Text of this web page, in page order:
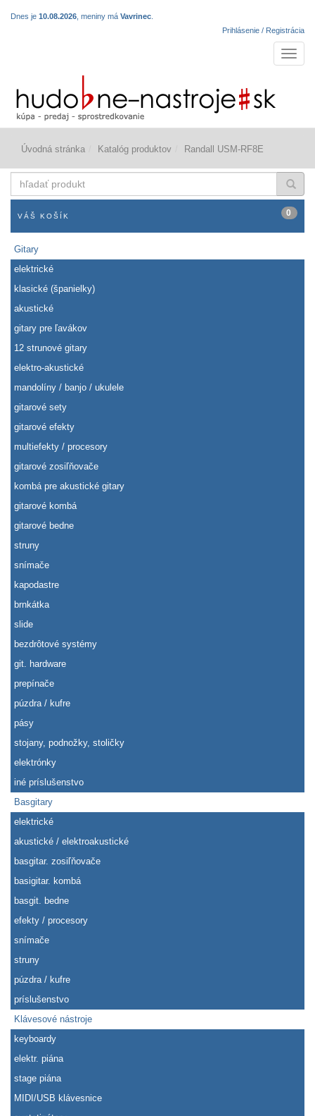
Dnes je 10.08.2026 , meniny má Vavrinec
Prihlásenie / Registrácia
Úvodná stránka Katalóg produktov Randall USM-RF8E
produkt
VÁŠ KOŠÍK 0
Gitary
elektrické
klasické (španielky)
akustické
gitary pre ľavákov
12 strunové gitary
elektro-akustické
mandolíny / banjo / ukulele
gitarové sety
gitarové efekty
multiefekty / procesory
gitarové zosiľňovače
kombá pre akustické gitary
gitarové kombá
gitarové bedne
struny
snímače
kapodastre
brnkátka
slide
bezdrôtové systémy
git. hardware
prepínače
púzdra / kufre
pásy
stojany, podnožky, stoličky
elektrónky
iné príslušenstvo
Basgitary
elektrické
akustické / elektroakustické
basgitar. zosiľňovače
basigitar. kombá
basgit. bedne
efekty / procesory
snímače
struny
púzdra / kufre
príslušenstvo
Klávesové nástroje
keyboardy
elektr. piána
stage piána
MIDI/USB klávesnice